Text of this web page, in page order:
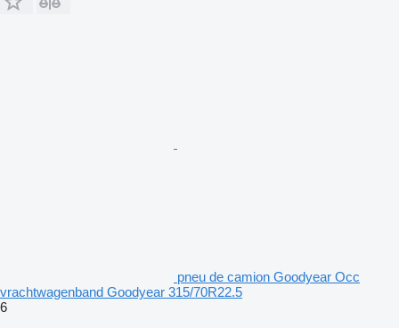
pneu de camion Goodyear Occ
vrachtwagenband Goodyear 315/70R22.5
6